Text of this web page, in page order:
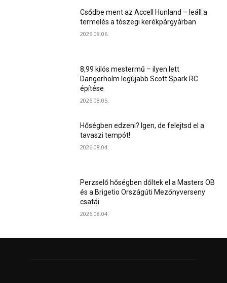
Csődbe ment az Accell Hunland – leáll a
termelés a tószegi kerékpárgyárban
2026.08.06.
8,99 kilós mestermű – ilyen lett
Dangerholm legújabb Scott Spark RC
építése
2026.08.05.
Hőségben edzeni? Igen, de felejtsd el a
tavaszi tempót!
2026.08.04.
Perzselő hőségben dőltek el a Masters OB
és a Brigetio Országúti Mezőnyverseny
csatái
2026.08.04.